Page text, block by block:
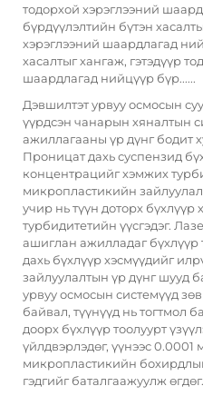
тодорхой хэрэглээний
бүрдүүлэлтийн бүтэн
хэрэглээний шаардлагад
хасалтыг хангаж, гэтэдүүр
шаардлагад нийцүүр бүр......
Дэвшилтэт урвуу осмосын
үүрдсэн чанарын хяналтын
ажиллагааны үр дүнг бодит
Проницат дахь суспензид
концентрацийг хэмжих
микропластикийн
учир нь түүн доторх бүхлүүр
турбидитетийн үүсгэдэг.
ашиглан ажилладаг бүхлүүр
дахь бүхлүүр хэсмүүдийг
зайлуулалтын үр дүнг шууд
урвуу осмосын системүүд
байвал, түүнүүд нь тогтмол
доорх бүхлүүр тоолуурт
үйлдвэрлэдөг, үүнээс
микропластикийн
гэдгийг баталгаажуулж өгдөг.